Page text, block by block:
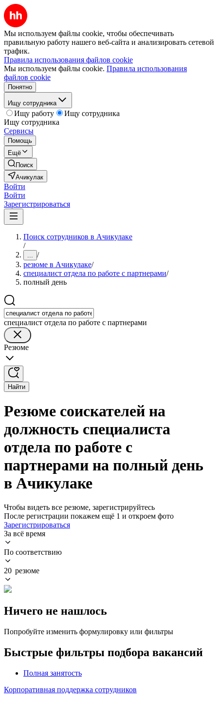
Мы используем файлы cookie, чтобы обеспечивать
правильную работу нашего веб-сайта и анализировать сетевой
трафик.
Правила использования файлов cookie
Мы используем файлы cookie. Правила использования
файлов cookie
Понятно
Ищу сотрудника
Ищу работу
Ищу сотрудника
Ищу сотрудника
Сервисы
Помощь
Ещё
Поиск
Ачикулак
Войти
Войти
Зарегистрироваться
Поиск сотрудников в Ачикулаке
/
... /
резюме в Ачикулаке/
специалист отдела по работе с партнерами/
полный день
специалист отдела по работе с партнерами
Резюме
Найти
Резюме соискателей на
должность специалиста
отдела по работе с
партнерами на полный день
в Ачикулаке
Чтобы видеть все резюме, зарегистрируйтесь
После регистрации покажем ещё 1 и откроем фото
Зарегистрироваться
За всё время
По соответствию
20 резюме
Ничего не нашлось
Попробуйте изменить формулировку или фильтры
Быстрые фильтры подбора вакансий
Полная занятость
Корпоративная поддержка сотрудников